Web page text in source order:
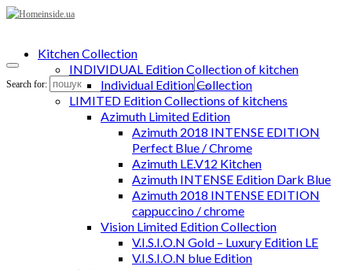
Search for:
Kitchen Collection
INDIVIDUAL Edition Collection of kitchen
Individual Edition Collection
LIMITED Edition Collections of kitchens
Azimuth Limited Edition
Azimuth 2018 INTENSE EDITION
Perfect Blue / Chrome
Azimuth LE.V12 Kitchen
Azimuth INTENSE Edition Dark Blue
Azimuth 2018 INTENSE EDITION
cappuccino / chrome
Vision Limited Edition Collection
V.I.S.I.O.N Gold – Luxury Edition LE
V.I.S.I.O.N blue Edition